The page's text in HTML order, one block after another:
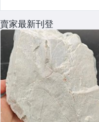
賣家最新刊登